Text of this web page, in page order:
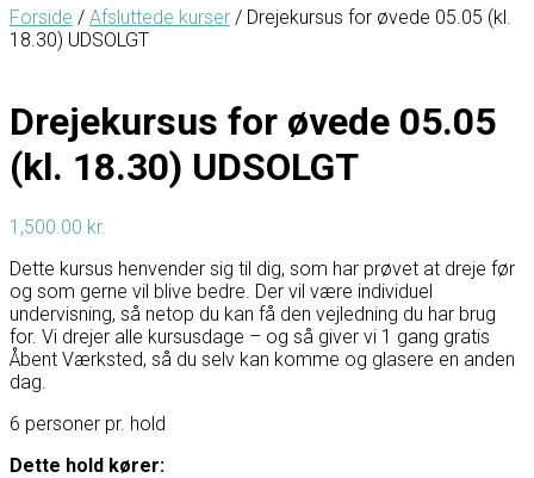
Forside / Afsluttede kurser / Drejekursus for øvede 05.05 (kl.
18.30) UDSOLGT
Drejekursus for øvede 05.05
(kl. 18.30) UDSOLGT
1,500.00 kr.
Dette kursus henvender sig til dig, som har prøvet at dreje før
og som gerne vil blive bedre. Der vil være individuel
undervisning, så netop du kan få den vejledning du har brug
for. Vi drejer alle kursusdage – og så giver vi 1 gang gratis
Åbent Værksted, så du selv kan komme og glasere en anden
dag.
6 personer pr. hold
Dette hold kører: